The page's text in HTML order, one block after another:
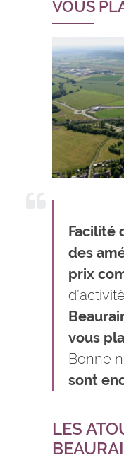
VOUS
Facilité
des
prix
vous
Bonne
sont
LES